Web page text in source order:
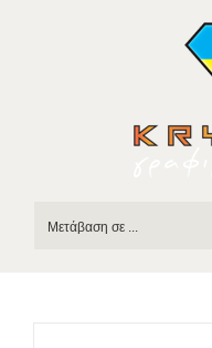
Μετάβαση σε ...